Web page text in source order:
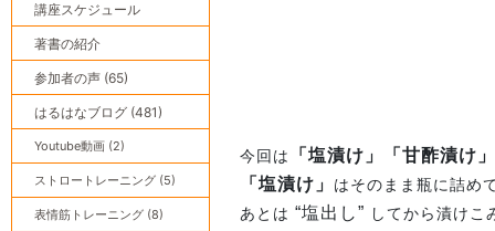
今回は
「塩漬け」「甘酢漬け
「塩漬け」 はそのまま瓶に詰め
あとは “塩出し” してから漬けこ
講座スケジュール
著書の紹介
参加者の声 (65)
はるはなブログ (481)
Youtube動画 (2)
ストロートレーニング (5)
表情筋トレーニング (8)